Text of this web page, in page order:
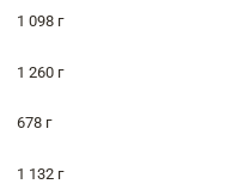
1 098 г
1 260 г
678 г
1 132 г